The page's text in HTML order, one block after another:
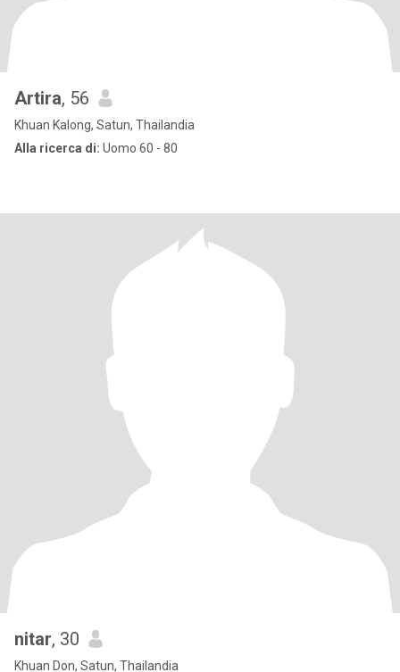
Artira, 56
Khuan Kalong, Satun, Thailandia
Alla ricerca di: Uomo 60 - 80
nitar, 30
Khuan Don, Satun, Thailandia